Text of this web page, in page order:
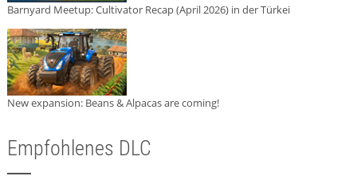
Barnyard Meetup: Cultivator Recap (April 2026) in der Türkei
New expansion: Beans & Alpacas are coming!
Empfohlenes DLC